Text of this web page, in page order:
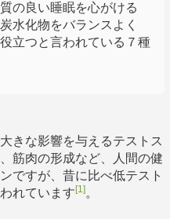
の良い睡眠を心がける
水化物をバランスよく
立つと言われている７種
きな影響を与えるテストス
筋肉の形成など、人間の健
ですが、昔に比べ低テスト
れています [1]。